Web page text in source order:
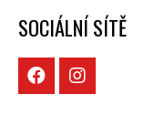
SOCIÁLNÍ SÍTĚ